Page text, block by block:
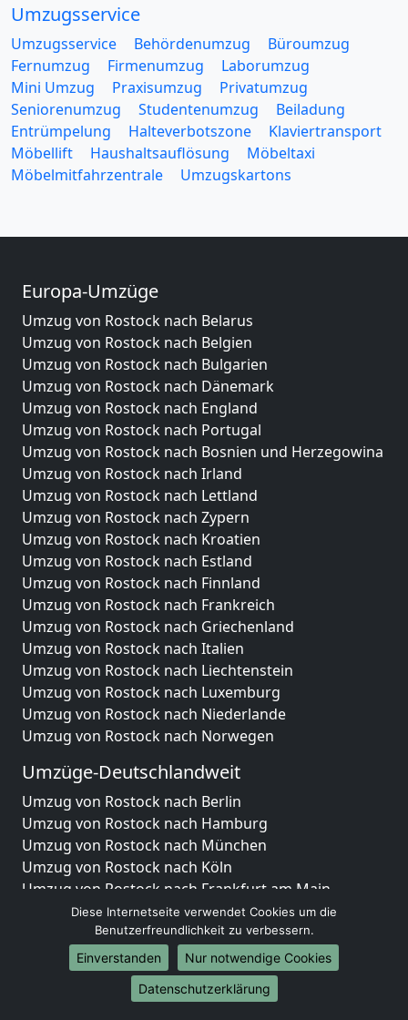
Umzugsservice
Umzugsservice Behördenumzug
Büroumzug
Fernumzug
Firmenumzug
Laborumzug
Mini Umzug
Praxisumzug
Privatumzug
Seniorenumzug
Studentenumzug
Beiladung
Entrümpelung
Halteverbotszone
Klaviertransport
Möbellift
Haushaltsauflösung
Möbeltaxi
Möbelmitfahrzentrale
Umzugskartons
Europa-Umzüge
Umzug von Rostock nach Belarus
Umzug von Rostock nach Belgien
Umzug von Rostock nach Bulgarien
Umzug von Rostock nach Dänemark
Umzug von Rostock nach England
Umzug von Rostock nach Portugal
Umzug von Rostock nach Bosnien und Herzegowina
Umzug von Rostock nach Irland
Umzug von Rostock nach Lettland
Umzug von Rostock nach Zypern
Umzug von Rostock nach Kroatien
Umzug von Rostock nach Estland
Umzug von Rostock nach Finnland
Umzug von Rostock nach Frankreich
Umzug von Rostock nach Griechenland
Umzug von Rostock nach Italien
Umzug von Rostock nach Liechtenstein
Umzug von Rostock nach Luxemburg
Umzug von Rostock nach Niederlande
Umzug von Rostock nach Norwegen
Umzüge-Deutschlandweit
Umzug von Rostock nach Berlin
Umzug von Rostock nach Hamburg
Umzug von Rostock nach München
Umzug von Rostock nach Köln
Umzug von Rostock nach Frankfurt am Main
Umzug von Rostock nach Stuttgart
Umzug von Rostock nach Düsseldorf
Umzug von Rostock nach Leipzig
Umzug von Rostock nach Dortmund
Umzug von Rostock nach Essen
Diese Internetseite verwendet Cookies um die
Benutzerfreundlichkeit zu verbessern.
Einverstanden
Nur notwendige Cookies
Datenschutzerklärung